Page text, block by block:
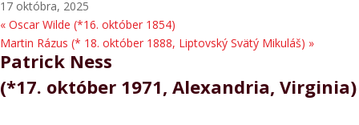
17 októbra, 2025
« Oscar Wilde (*16. október 1854)
Martin Rázus (* 18. október 1888, Liptovský Svätý Mikuláš) »
Patrick Ness
(*17. október 1971, Alexandria, Virginia)